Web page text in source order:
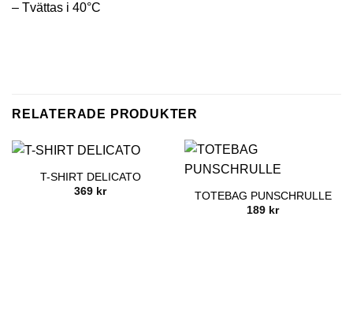
– Tvättas i 40°C
RELATERADE PRODUKTER
T-SHIRT DELICATO
369 kr
TOTEBAG PUNSCHRULLE
189 kr